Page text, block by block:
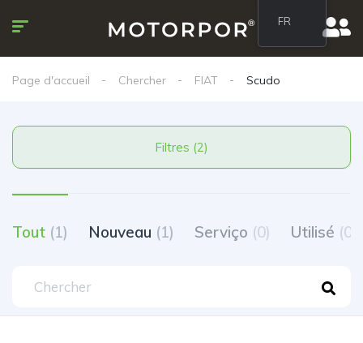
Page d'accueil Chercher FIAT Scudo
Filtres (2)
Tout (1) Nouveau (1) Serviço (0) Utilisé (0)
FR